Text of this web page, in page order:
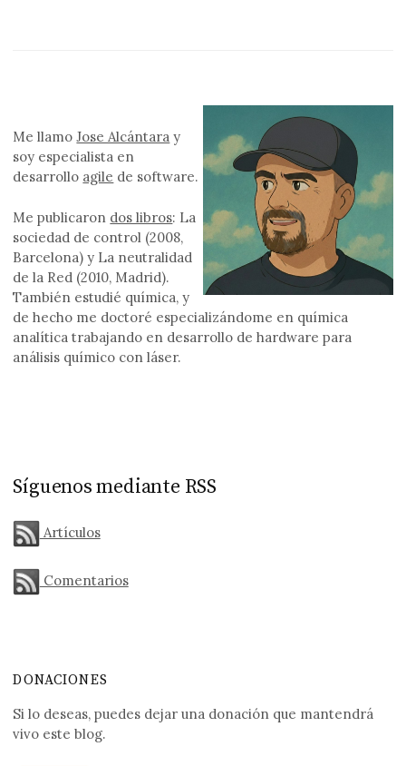
Me llamoJose Alcántara y
soy especialista en
desarrollo agile de software.
Me publicaron dos libros: La
sociedad de control (2008,
Barcelona) y La neutralidad
de la Red (2010, Madrid).
También estudié química, y
de hecho me doctoré especializándome en química
analítica trabajando en desarrollo de hardware para
análisis químico con láser.
Síguenos mediante RSS
Artículos
Comentarios
DONACIONES
Si lo deseas, puedes dejar una donación que mantendrá
vivo este blog.